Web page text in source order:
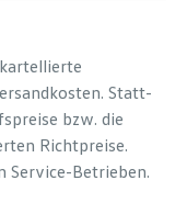
Statt-
bzw. die
Richtpreise.
Service-Betrieben.